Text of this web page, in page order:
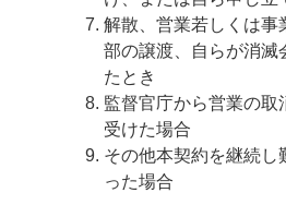
解散、営業若しくは事
部の譲渡、自らが消滅
たとき
監督官庁から営業の取
受けた場合
その他本契約を継続し
った場合